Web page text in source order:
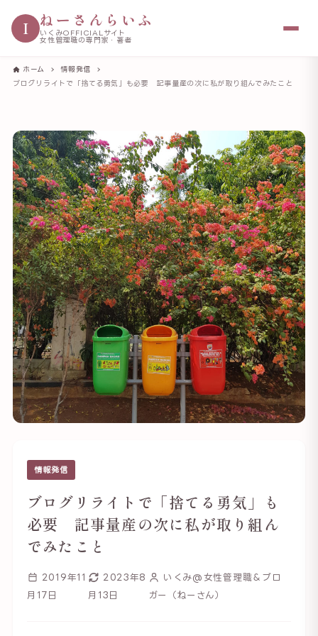
I ねーさんらいふ
いくみOFFICIALサイト
女性管理職の専門家・著者
ホーム
情報発信
ブログリライトで「捨てる勇気」も必要 記事量産の次に私が取り組んでみたこと
情報発信
ブログリライトで「捨てる勇気」も
必要 記事量産の次に私が取り組ん
でみたこと
2019年11
月17日
2023年8
月13日
いくみ@女性管理職＆ブロ
ガー（ねーさん）